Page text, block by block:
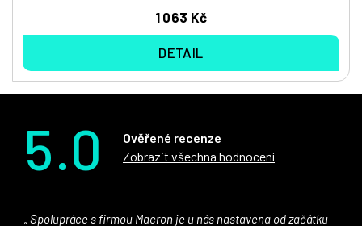
1 063 Kč
DETAIL
5.0
Ověřené recenze
Zobrazit všechna hodnocení